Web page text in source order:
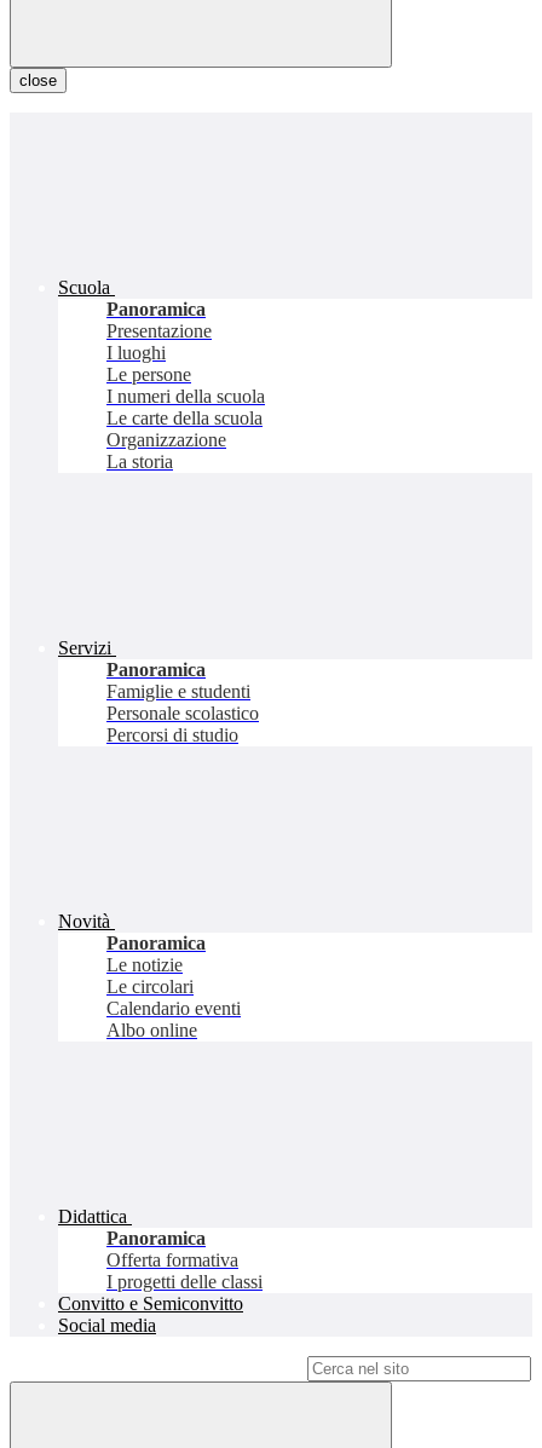
close
Scuola
Panoramica
Presentazione
I luoghi
Le persone
I numeri della scuola
Le carte della scuola
Organizzazione
La storia
Servizi
Panoramica
Famiglie e studenti
Personale scolastico
Percorsi di studio
Novità
Panoramica
Le notizie
Le circolari
Calendario eventi
Albo online
Didattica
Panoramica
Offerta formativa
I progetti delle classi
Convitto e Semiconvitto
Social media